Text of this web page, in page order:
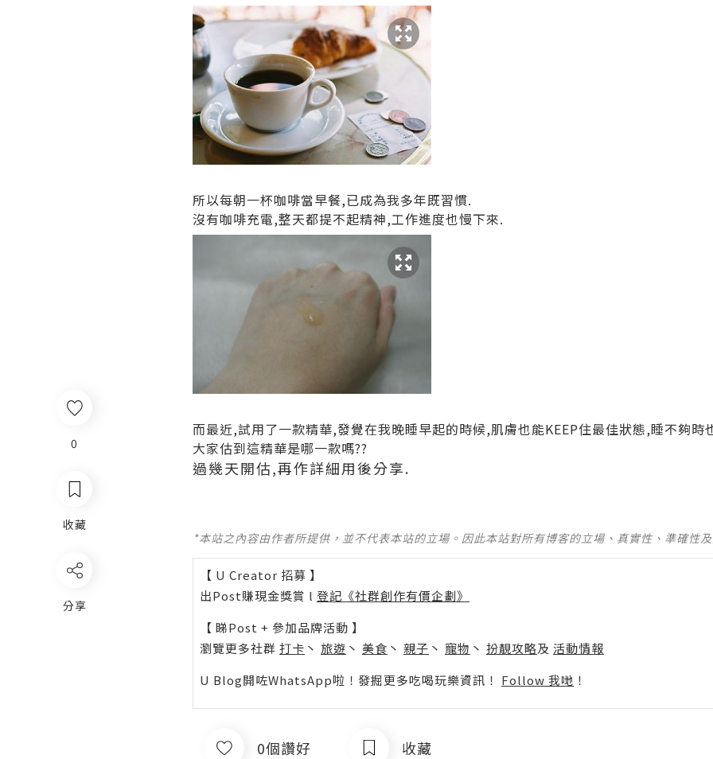
0
收藏
分享
所以每朝一杯咖啡當早餐,已成為我多年既習慣.
沒有咖啡充電,整天都提不起精神,工作進度也慢下來.
而最近,試用了一款精華,發覺在我晚睡早起的時候,肌膚也能KEEP住最佳狀態,睡不夠時
大家估到這精華是哪一款嗎??
過幾天開估,再作詳細用後分享.
*本站之內容由作者所提供，並不代表本站的立場。因此本站對所有博客的立場、真實性、準確性
【 U Creator 招募 】
出Post賺現金獎賞 l 登記《社群創作有價企劃》
【 睇Post + 參加品牌活動 】
瀏覽更多社群 打卡 丶 旅遊 丶 美食 丶 親子 丶 寵物 丶 扮靚攻略及 活動情報
U Blog開咗WhatsApp啦！發掘更多吃喝玩樂資訊！ Follow 我哋 ！
0個讚好 收藏